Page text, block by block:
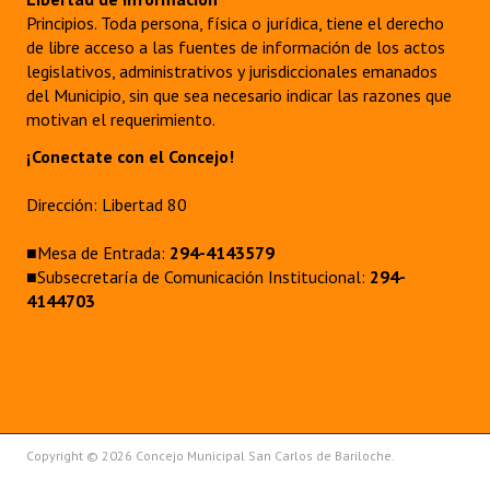
Dictámenes Asesoría Letrada
Actas de Sesión
Informes de Unidad Coordinadora
NORMATIVA
Resoluciones de Presidencia
Principios. Toda persona, física o jurídica, tiene el derecho
de libre acceso a las fuentes de información de los actos
legislativos, administrativos y jurisdiccionales emanados
del Municipio, sin que sea necesario indicar las razones que
motivan el requerimiento.
¡Conectate con el Concejo!
Dirección: Libertad 80
■Mesa de Entrada: 294-4143579
■Subsecretaría de Comunicación Institucional: 294-
4144703
Copyright © 2026 Concejo Municipal San Carlos de Bariloche.